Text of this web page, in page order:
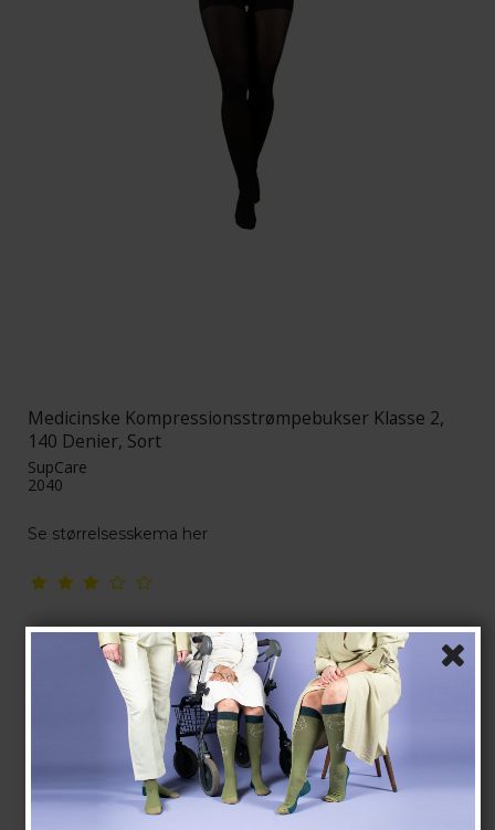
Medicinske Kompressionsstrømpebukser Klasse 2,
140 Denier, Sort
SupCare
2040
Se størrelsesskema her
240,00 DKK
204,00 DKK
Vis produkt